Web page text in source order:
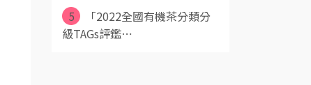
5
「2022全國有機茶分類分
級TAGs評鑑⋯